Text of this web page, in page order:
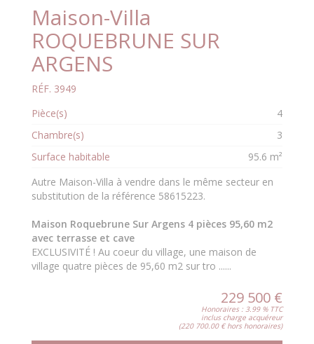
Maison-Villa
ROQUEBRUNE SUR
ARGENS
RÉF. 3949
Pièce(s)
4
Chambre(s)
3
Surface habitable
95.6 m²
Autre Maison-Villa à vendre dans le même secteur en
substitution de la référence 58615223.
Maison Roquebrune Sur Argens 4 pièces 95,60 m2
avec terrasse et cave
EXCLUSIVITÉ ! Au coeur du village, une maison de
village quatre pièces de 95,60 m2 sur tro ......
229 500 €
Honoraires : 3.99 % TTC
inclus charge acquéreur
(220 700.00 € hors honoraires)